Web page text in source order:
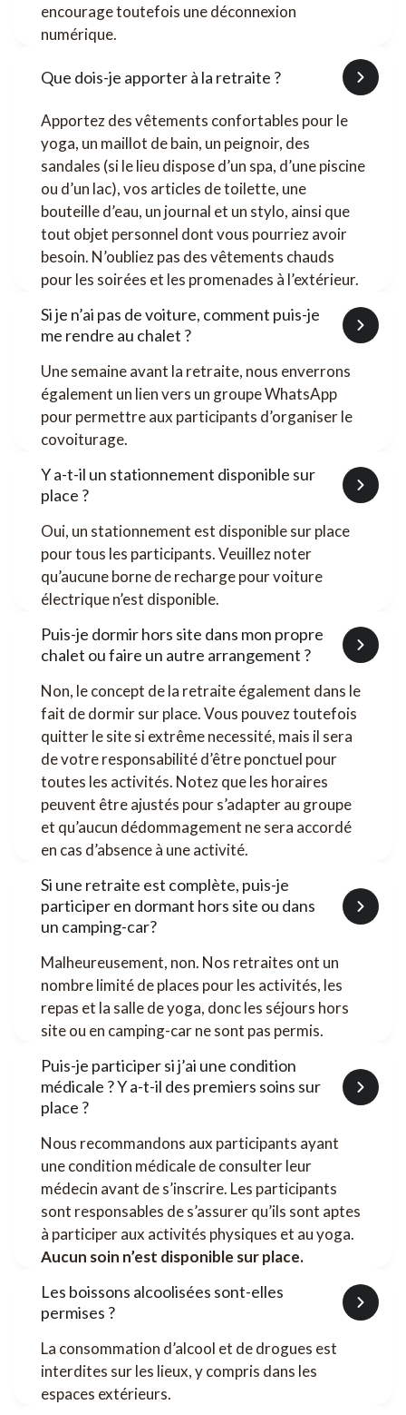
encourage toutefois une déconnexion
numérique.
Que dois-je apporter à la retraite ?
Apportez des vêtements confortables pour le
yoga, un maillot de bain, un peignoir, des
sandales (si le lieu dispose d’un spa, d’une piscine
ou d’un lac), vos articles de toilette, une
bouteille d’eau, un journal et un stylo, ainsi que
tout objet personnel dont vous pourriez avoir
besoin. N’oubliez pas des vêtements chauds
pour les soirées et les promenades à l’extérieur.
Si je n’ai pas de voiture, comment puis-je
me rendre au chalet ?
Une semaine avant la retraite, nous enverrons
également un lien vers un groupe WhatsApp
pour permettre aux participants d’organiser le
covoiturage.
Y a-t-il un stationnement disponible sur
place ?
Oui, un stationnement est disponible sur place
pour tous les participants. Veuillez noter
qu’aucune borne de recharge pour voiture
électrique n’est disponible.
Puis-je dormir hors site dans mon propre
chalet ou faire un autre arrangement ?
Non, le concept de la retraite également dans le
fait de dormir sur place. Vous pouvez toutefois
quitter le site si extrême necessité, mais il sera
de votre responsabilité d’être ponctuel pour
toutes les activités. Notez que les horaires
peuvent être ajustés pour s’adapter au groupe
et qu’aucun dédommagement ne sera accordé
en cas d’absence à une activité.
Si une retraite est complète, puis-je
participer en dormant hors site ou dans
un camping-car?
Malheureusement, non. Nos retraites ont un
nombre limité de places pour les activités, les
repas et la salle de yoga, donc les séjours hors
site ou en camping-car ne sont pas permis.
Puis-je participer si j’ai une condition
médicale ? Y a-t-il des premiers soins sur
place ?
Nous recommandons aux participants ayant
une condition médicale de consulter leur
médecin avant de s’inscrire. Les participants
sont responsables de s’assurer qu’ils sont aptes
à participer aux activités physiques et au yoga.
Aucun soin n’est disponible sur place.
Les boissons alcoolisées sont-elles
permises ?
La consommation d’alcool et de drogues est
interdites sur les lieux, y compris dans les
espaces extérieurs.